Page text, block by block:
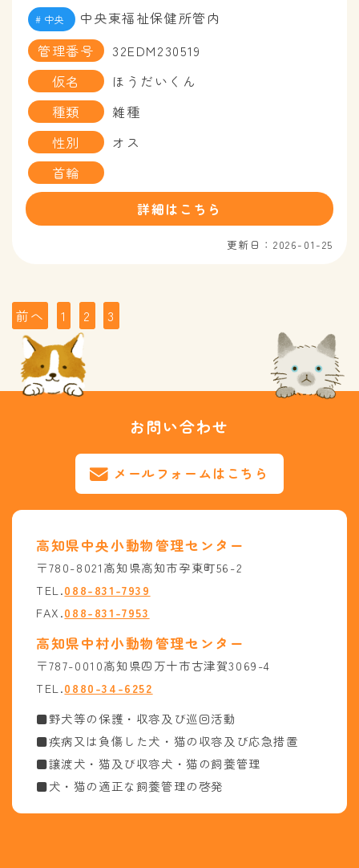
中央
中央東福祉保健所管内
管理番号
32EDM230519
仮名
ほうだいくん
種類
雑種
性別
オス
首輪
詳細はこちら
更新日：2026-01-25
投
稿
の
ペ
前へ 1 2 3
お問い合わせ
メールフォームはこちら
高知県中央小動物管理センター
〒780-8021高知県高知市孕東町56-2
TEL.088-831-7939
FAX.088-831-7953
高知県中村小動物管理センター
〒787-0010高知県四万十市古津賀3069-4
TEL.0880-34-6252
■野犬等の保護・収容及び巡回活動
■疾病又は負傷した犬・猫の収容及び応急措置
■譲渡犬・猫及び収容犬・猫の飼養管理
■犬・猫の適正な飼養管理の啓発